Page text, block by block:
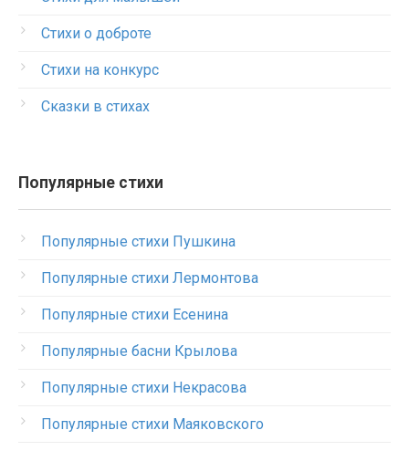
Стихи о доброте
Стихи на конкурс
Сказки в стихах
Популярные стихи
Популярные стихи Пушкина
Популярные стихи Лермонтова
Популярные стихи Есенина
Популярные басни Крылова
Популярные стихи Некрасова
Популярные стихи Маяковского